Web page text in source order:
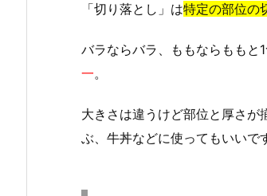
「切り落とし」は特定の部位の
バラならバラ、ももならももと
一。
大きさは違うけど部位と厚さが
ぶ、牛丼などに使ってもいいで